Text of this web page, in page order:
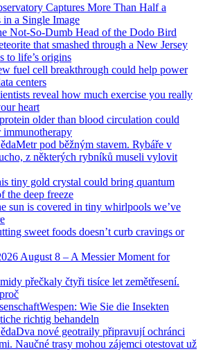
Captures More Than Half a
a Single Image
Not-So-Dumb Head of the Dodo Bird
that smashed through a New Jersey
to life’s origins
fuel cell breakthrough could help power
centers
reveal how much exercise you really
heart
older than blood circulation could
immunotherapy
Metr pod běžným stavem. Rybáře v
z některých rybníků museli vylovit
tiny gold crystal could bring quantum
the deep freeze
sun is covered in tiny whirlpools we’ve
sweet foods doesn’t curb cravings or
August 8 – A Messier Moment for
přečkaly čtyři tisíce let zemětřesení.
Wespen: Wie Sie die Insekten
richtig behandeln
Dva nové geotraily připravují ochránci
Naučné trasy mohou zájemci otestovat už